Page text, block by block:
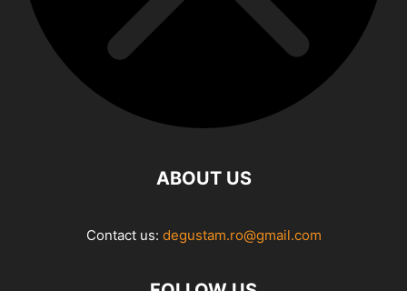
ABOUT US
Contact us: degustam.ro@gmail.com